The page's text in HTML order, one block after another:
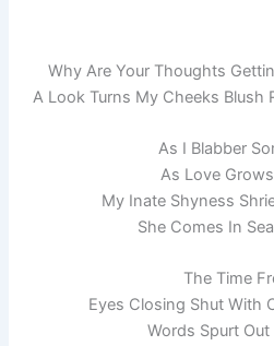
Why Are Your Thoughts
A Look Turns My Cheeks Blush
As I Blabber
As Love
My Inate Shyness
She Comes In
The Time
Eyes Closing Shut With
Words Spurt